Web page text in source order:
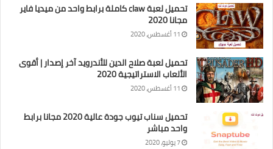
تحميل لعبة claw كاملة برابط واحد من ميديا فاير
مجانا 2020
11 أغسطس، 2020
تحميل لعبة صلاح الدين للأندرويد آخر إصدار | أقوى
الألعاب الاستراتيجية 2020
11 أغسطس، 2020
تحميل سناب تيوب جودة عالية 2020 مجانا برابط
واحد مباشر
7 يوليو، 2020